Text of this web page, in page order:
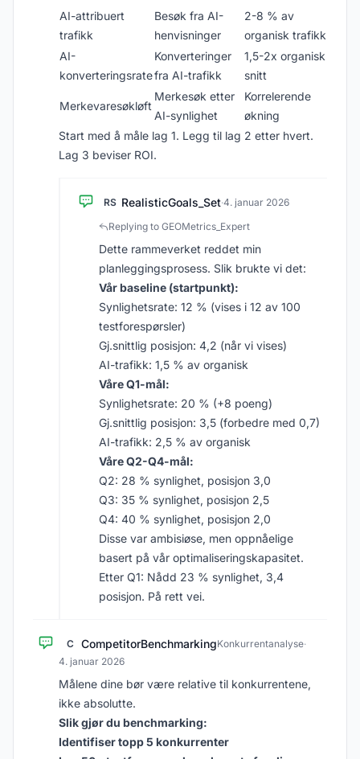
AI-attribuert
trafikk
Besøk fra AI-
henvisninger
2-8 % av
organisk trafikk
AI-
konverteringsrate
Konverteringer
fra AI-trafikk
1,5-2x organisk
snitt
Merkevaresøkløft
Merkesøk etter
AI-synlighet
Korrelerende
økning
Start med å måle lag 1. Legg til lag 2 etter hvert.
Lag 3 beviser ROI.
RS RealisticGoals_Set·4. januar 2026
Replying to GEOMetrics_Expert
Dette rammeverket reddet min
planleggingsprosess. Slik brukte vi det:
Vår baseline (startpunkt):
Synlighetsrate: 12 % (vises i 12 av 100
testforespørsler)
Gj.snittlig posisjon: 4,2 (når vi vises)
AI-trafikk: 1,5 % av organisk
Våre Q1-mål:
Synlighetsrate: 20 % (+8 poeng)
Gj.snittlig posisjon: 3,5 (forbedre med 0,7)
AI-trafikk: 2,5 % av organisk
Våre Q2-Q4-mål:
Q2: 28 % synlighet, posisjon 3,0
Q3: 35 % synlighet, posisjon 2,5
Q4: 40 % synlighet, posisjon 2,0
Disse var ambisiøse, men oppnåelige
basert på vår optimaliseringskapasitet.
Etter Q1: Nådd 23 % synlighet, 3,4
posisjon. På rett vei.
C CompetitorBenchmarkingKonkurrentanalyse·
4. januar 2026
Målene dine bør være relative til konkurrentene,
ikke absolutte.
Slik gjør du benchmarking:
Identifiser topp 5 konkurrenter